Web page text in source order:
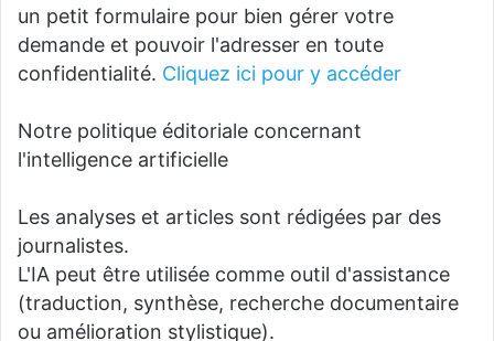
un petit formulaire pour bien gérer votre
demande et pouvoir l'adresser en toute
confidentialité. Cliquez ici pour y accéder
Notre politique éditoriale concernant
l'intelligence artificielle
Les analyses et articles sont rédigées par des
journalistes.
L'IA peut être utilisée comme outil d'assistance
(traduction, synthèse, recherche documentaire
ou amélioration stylistique).